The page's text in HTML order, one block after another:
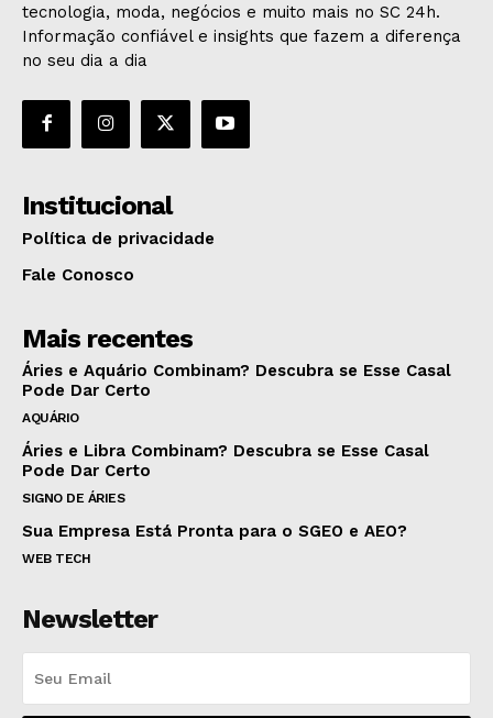
tecnologia, moda, negócios e muito mais no SC 24h.
Informação confiável e insights que fazem a diferença
no seu dia a dia
Institucional
Política de privacidade
Fale Conosco
Mais recentes
Áries e Aquário Combinam? Descubra se Esse Casal
Pode Dar Certo
AQUÁRIO
Áries e Libra Combinam? Descubra se Esse Casal
Pode Dar Certo
SIGNO DE ÁRIES
Sua Empresa Está Pronta para o SGEO e AEO?
WEB TECH
Newsletter